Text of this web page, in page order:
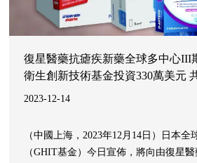
復星醫藥抗瘧疾新藥全球多中心III
衛生創新技術基金投資330萬美元
全球可及性
2023-12-14
（中國上海，2023年12月14日）日本
（GHIT基金）今日宣佈，將向由復星